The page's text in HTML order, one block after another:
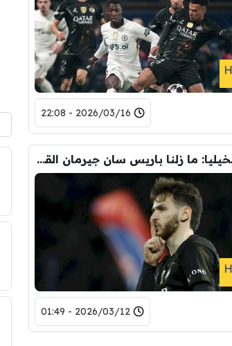
2026/03/16 - 22:08
كفاراتسخيليا: ما زلنا باريس سان جيرمان القوي
2026/03/12 - 01:49